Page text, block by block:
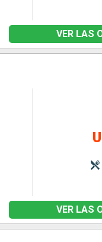
VER LAS
VER LAS